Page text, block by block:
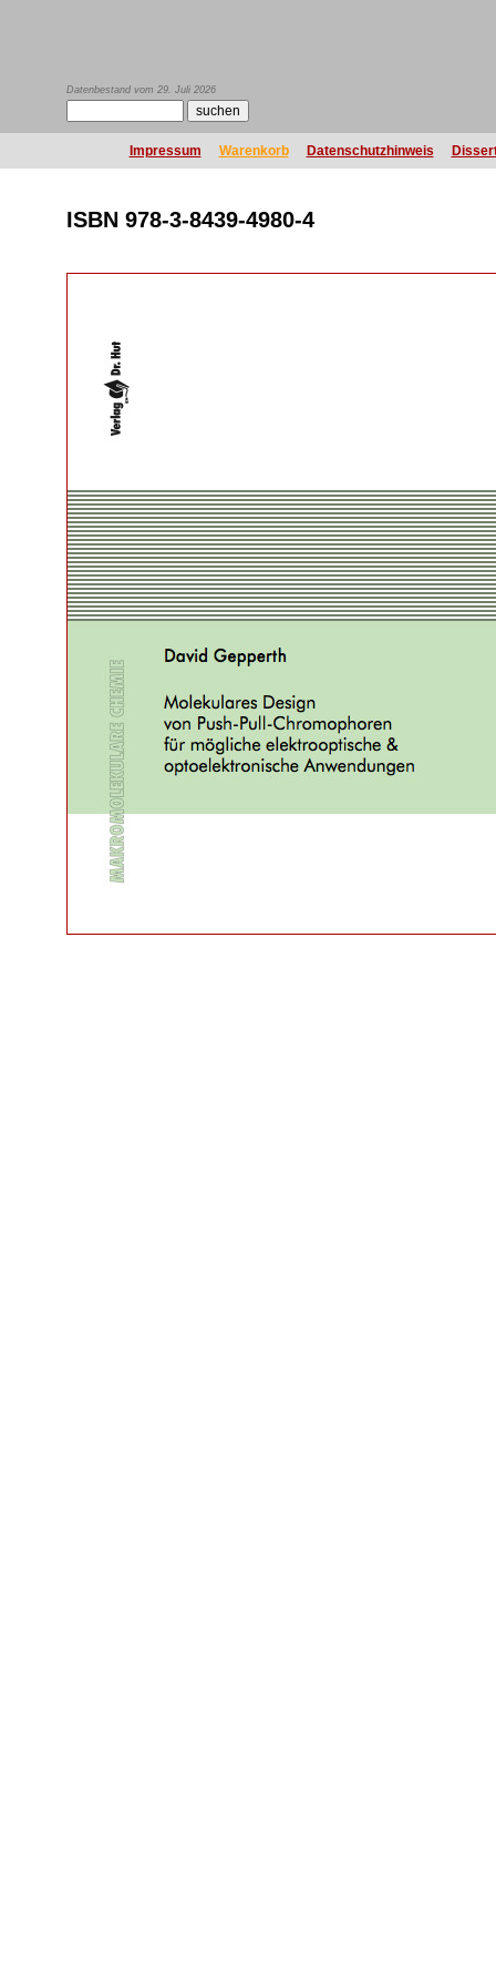
Datenbestand vom 29. Juli 2026
Impressum Warenkorb Datenschutzhinweis
ISBN 978-3-8439-4980-4